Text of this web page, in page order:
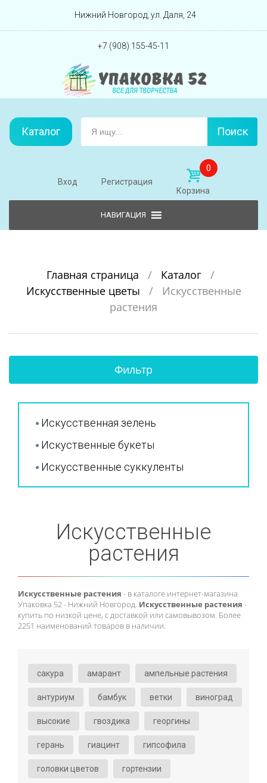
Перейти вниз
Нижний Новгород, ул. Даля, 24
+7 (908) 155-45-11
Каталог Поиск
Вход Регистрация
0
Корзина
Главная страница / Каталог
/
Искусственные цветы
/
Искусственные
растения
Фильтр
Искусственная зелень
Искуственные букеты
Искусственные суккуленты
Искусственные
растения
Искусственные растения - в каталоге интернет-магазина
Упаковка 52 - Нижний Новгород. Искусственные растения -
купить по низкой цене, с доставкой или самовывозом. Более
2251 наименований товаров в наличии.
cакура амарант ампельные растения
антуриум бамбук ветки виноград
высокие гвоздика георгины
герань гиацинт гипсофила
головки цветов гортензии